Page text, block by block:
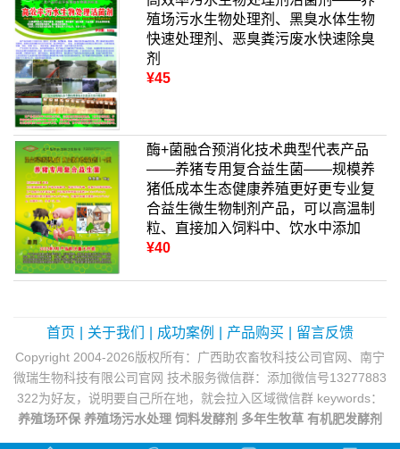
殖场污水生物处理剂、黑臭水体生物
快速处理剂、恶臭粪污废水快速除臭
剂
¥45
酶+菌融合预消化技术典型代表产品
——养猪专用复合益生菌——规模养
猪低成本生态健康养殖更好更专业复
合益生微生物制剂产品，可以高温制
粒、直接加入饲料中、饮水中添加
¥40
首页 关于我们 成功案例 产品购买 留言反馈
Copyright 2004-2026版权所有：广西助农畜牧科技公司官网、南宁
微瑞生物科技有限公司官网 技术服务微信群：添加微信号13277883
322为好友，说明要自己所在地，就会拉入区域微信群 keywords：
养殖场环保 养殖场污水处理 饲料发酵剂 多年生牧草 有机肥发酵剂